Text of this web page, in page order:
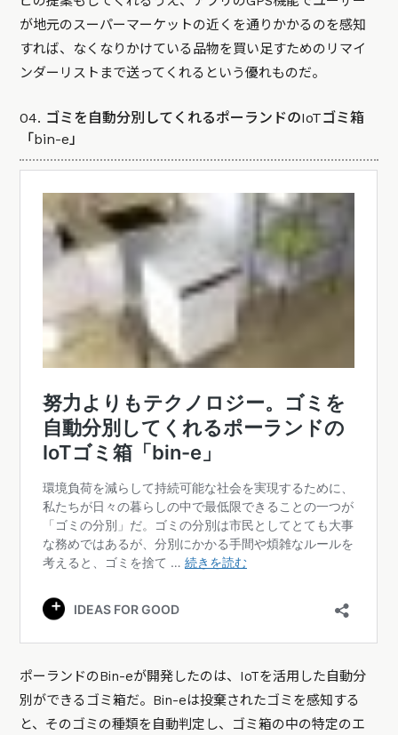
が地元のスーパーマーケットの近くを通りかかるのを感知
すれば、なくなりかけている品物を買い足すためのリマイ
ンダーリストまで送ってくれるという優れものだ。
04. ゴミを自動分別してくれるポーランドのIoTゴミ箱
「bin-e」
ポーランドのBin-eが開発したのは、IoTを活用した自動分
別ができるゴミ箱だ。Bin-eは投棄されたゴミを感知する
と、そのゴミの種類を自動判定し、ゴミ箱の中の特定のエ